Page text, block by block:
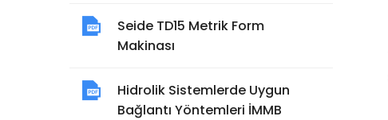
Seide TD15 Metrik Form
Makinası
Hidrolik Sistemlerde Uygun
Bağlantı Yöntemleri İMMB